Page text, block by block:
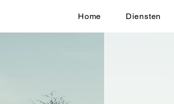
Home Diensten